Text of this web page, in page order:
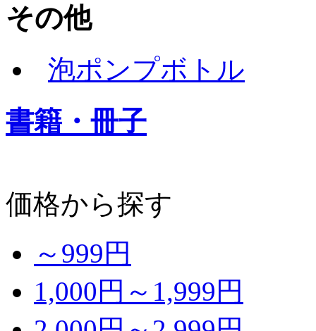
その他
泡ポンプボトル
書籍・冊子
価格から探す
～999円
1,000円～1,999円